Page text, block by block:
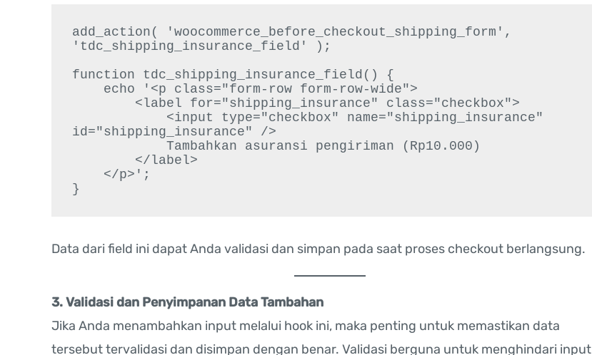
add_action( 'woocommerce_before_checkout_shipping_form',
'tdc_shipping_insurance_field' );
function tdc_shipping_insurance_field() {
id="shipping_insurance" />
Data dari field ini dapat Anda validasi dan simpan pada saat proses checkout berlangsung.
3. Validasi dan Penyimpanan Data Tambahan
Jika Anda menambahkan input melalui hook ini, maka penting untuk memastikan data
tersebut tervalidasi dan disimpan dengan benar. Validasi berguna untuk menghindari input